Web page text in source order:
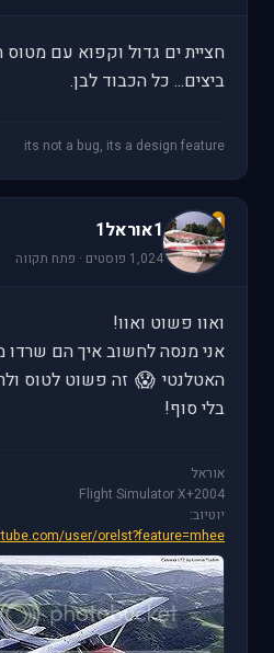
חציית ים גדול וקפוא עם מטוס
ביצים... כל הכבוד לבן.
its not a bug, its a design feature
1 1אוראל1
1,024 פוסטים · פתח תקווה
ואוו פשוט ואוו!
אני מנסה לחשוב איך הם שרדו
האטלנטי 😱 זה פשוט לטוס
בלי סוף!
אוראל
Flight Simulator X+2004
יוטיוב:
user/orelst?feature=mhee